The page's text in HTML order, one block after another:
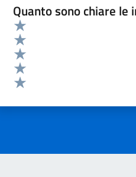
Quanto sono chiare le
Valuta da 1 a 5 stelle la pagina
Valuta 5 stelle su 5
Valuta 4 stelle su 5
Valuta 3 stelle su 5
Valuta 2 stelle su 5
Valuta 1 stelle su 5